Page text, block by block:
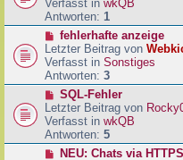
g
t
r
a
g
e
r
B
e
i
t
a
g
Verfasst in wkQB
Antworten: 1
N
e
u
e
r
B
e
i
t
fehlerhafte anzeige
Letzter Beitrag von
Verfasst in Sonstiges
Antworten: 3
N
e
u
e
r
SQL-Fehler
Letzter Beitrag von
Verfasst in wkQB
Antworten: 5
NNEU: Chats via